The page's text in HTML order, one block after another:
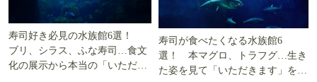
寿司好き必見の水族館6選！
ブリ、シラス、ふな寿司…食文
化の展示から本当の「いただき
寿司が食べたくなる水族館6
選！ 本マグロ、トラフグ…生き
た姿を見て「いただきます」を考